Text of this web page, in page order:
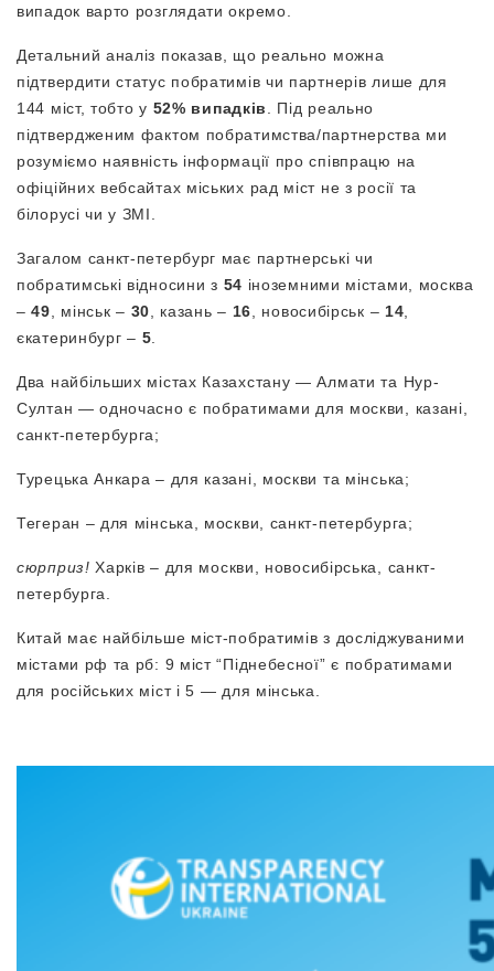
випадок варто розглядати окремо.
Детальний аналіз показав, що реально можна
підтвердити статус побратимів чи партнерів лише для
144 міст, тобто у 52% випадків
. Під реально
підтвердженим фактом побратимства/партнерства ми
розуміємо наявність інформації про співпрацю на
офіційних вебсайтах міських рад міст не з росії та
білорусі чи у ЗМІ.
Загалом санкт-петербург має партнерські чи
побратимські відносини з 54 іноземними містами, москва
–49 , мінськ – 30 , казань – 16 , новосибірськ – 14
єкатеринбург – 5
Два найбільших містах Казахстану — Алмати та Нур-
Султан — одночасно є побратимами для москви, казані,
санкт-петербурга;
Турецька Анкара – для казані, москви та мінська;
Тегеран – для мінська, москви, санкт-петербурга;
сюрприз! Харків – для москви, новосибірська, санкт-
петербурга.
Китай має найбільше міст-побратимів з досліджуваними
містами рф та рб: 9 міст “Піднебесної” є побратимами
для російських міст і 5 — для мінська.